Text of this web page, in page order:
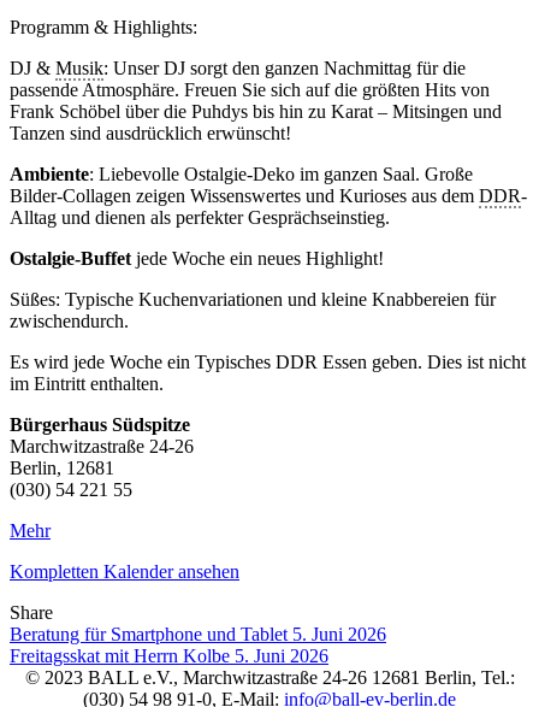
Programm & Highlights:
DJ & Musik: Unser DJ sorgt den ganzen Nachmittag für die
passende Atmosphäre. Freuen Sie sich auf die größten Hits von
Frank Schöbel über die Puhdys bis hin zu Karat – Mitsingen und
Tanzen sind ausdrücklich erwünscht!
Ambiente: Liebevolle Ostalgie-Deko im ganzen Saal. Große
Bilder-Collagen zeigen Wissenswertes und Kurioses aus dem DDR-
Alltag und dienen als perfekter Gesprächseinstieg.
Ostalgie-Buffet jede Woche ein neues Highlight!
Süßes: Typische Kuchenvariationen und kleine Knabbereien für
zwischendurch.
Es wird jede Woche ein Typisches DDR Essen geben. Dies ist nicht
im Eintritt enthalten.
Bürgerhaus Südspitze
Marchwitzastraße 24-26
Berlin, 12681
(030) 54 221 55
Mehr
Kompletten Kalender ansehen
Share
Facebook
Twitter
LinkedIn
Pinterest
Stumbleupon
Email
Beratung für Smartphone und Tablet 5. Juni 2026
Freitagsskat mit Herrn Kolbe 5. Juni 2026
© 2023 BALL e.V., Marchwitzastraße 24-26 12681 Berlin, Tel.:
(030) 54 98 91-0, E-Mail: info@ball-ev-berlin.de